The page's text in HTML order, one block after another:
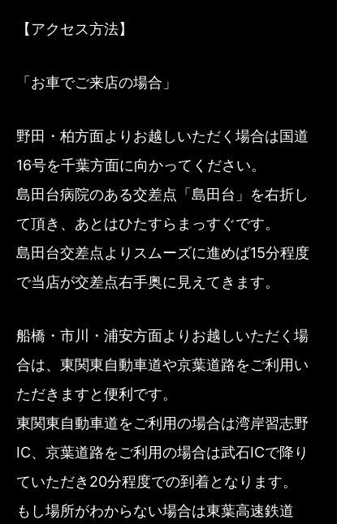
【アクセス方法】
「お車でご来店の場合」
野田・柏方面よりお越しいただく場合は国道
16号を千葉方面に向かってください。
島田台病院のある交差点「島田台」を右折し
て頂き、あとはひたすらまっすぐです。
島田台交差点よりスムーズに進めば15分程度
で当店が交差点右手奥に見えてきます。
船橋・市川・浦安方面よりお越しいただく場
合は、東関東自動車道や京葉道路をご利用い
ただきますと便利です。
東関東自動車道をご利用の場合は湾岸習志野
IC、京葉道路をご利用の場合は武石ICで降り
ていただき20分程度での到着となります。
もし場所がわからない場合は東葉高速鉄道